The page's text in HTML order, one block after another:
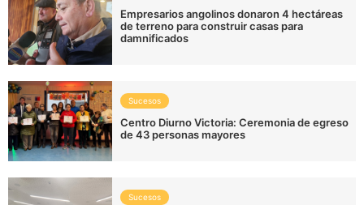
Empresarios angolinos donaron 4 hectáreas
de terreno para construir casas para
damnificados
Sucesos
Centro Diurno Victoria: Ceremonia de egreso
de 43 personas mayores
Sucesos